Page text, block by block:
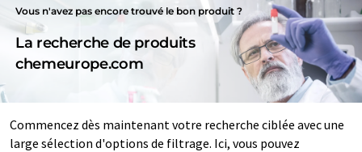
Vous n'avez pas encore trouvé le bon produit ?
La recherche de produits
chemeurope.com
Commencez dès maintenant votre recherche ciblée avec une
large sélection d'options de filtrage. Ici, vous pouvez